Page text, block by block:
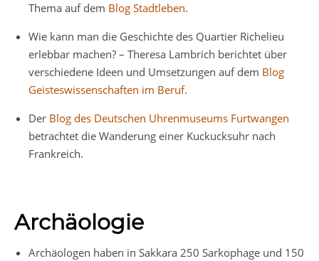
Thema auf dem Blog Stadtleben.
Wie kann man die Geschichte des Quartier Richelieu
erlebbar machen? – Theresa Lambrich berichtet über
verschiedene Ideen und Umsetzungen auf dem Blog
Geisteswissenschaften im Beruf.
Der Blog des Deutschen Uhrenmuseums Furtwangen
betrachtet die Wanderung einer Kuckucksuhr nach
Frankreich.
Archäologie
Archäologen haben in Sakkara 250 Sarkophage und 150